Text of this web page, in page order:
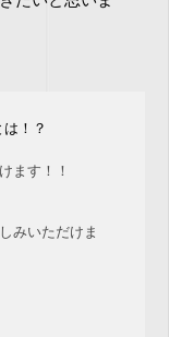
！？
ます！！
みいただけま